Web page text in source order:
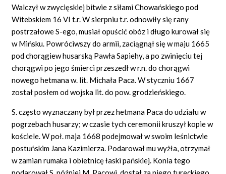
Walczył w zwycięskiej bitwie z siłami Chowańskiego pod
Witebskiem 16 VI t.r. W sierpniu t.r. odnowiły się rany
postrzałowe S-ego, musiał opuścić obóz i długo kurował się
w Mińsku. Powróciwszy do armii, zaciągnął się w maju 1665
pod chorągiew husarską Pawła Sapiehy, a po zwinięciu tej
chorągwi po jego śmierci przeszedł w r.n. do chorągwi
nowego hetmana w. lit. Michała Paca. W styczniu 1667
został posłem od wojska lit. do pow. grodzieńskiego.
S. często wyznaczany był przez hetmana Paca do udziału w
pogrzebach husarzy; w czasie tych ceremonii kruszył kopie w
kościele. W poł. maja 1668 podejmował w swoim leśnictwie
postuńskim Jana Kazimierza. Podarował mu wyżła, otrzymał
w zamian rumaka i obietnicę łaski pańskiej. Konia tego